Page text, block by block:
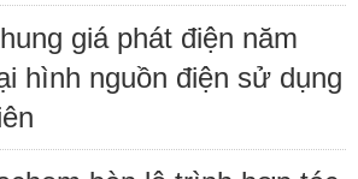
giá phát điện năm
hình nguồn điện sử dụng